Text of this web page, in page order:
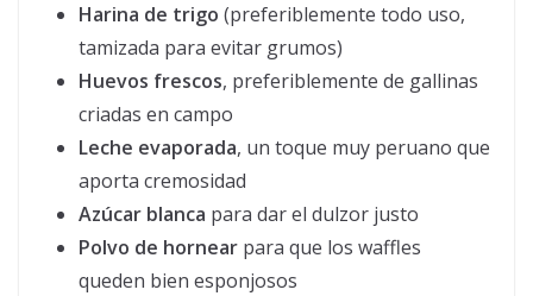
Harina de trigo (preferiblemente todo uso,
tamizada para evitar grumos)
Huevos frescos, preferiblemente de gallinas
criadas en campo
Leche evaporada, un toque muy peruano que
aporta cremosidad
Azúcar blanca para dar el dulzor justo
Polvo de hornear para que los waffles
queden bien esponjosos